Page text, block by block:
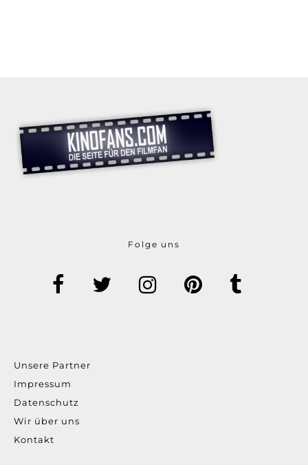
Folge uns
Unsere Partner
Impressum
Datenschutz
Wir über uns
Kontakt